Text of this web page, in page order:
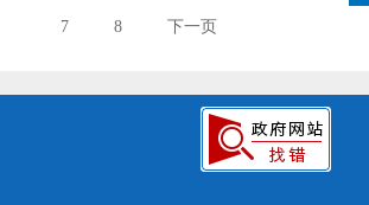
7 8 下一页